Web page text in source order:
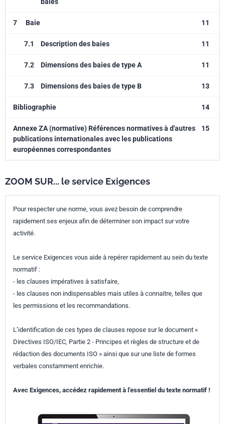
7 Baie 11
7.1 Description des baies 11
7.2 Dimensions des baies de type A 11
7.3 Dimensions des baies de type B 13
Bibliographie 14
Annexe ZA (normative) Références normatives à d'autres
publications internationales avec les publications
européennes correspondantes
15
ZOOM SUR... le service Exigences
Pour respecter une norme, vous avez besoin de comprendre
rapidement ses enjeux afin de déterminer son impact sur votre
activité.
Le service Exigences vous aide à repérer rapidement au sein du texte
normatif :
- les clauses impératives à satisfaire,
- les clauses non indispensables mais utiles à connaitre, telles que
les permissions et les recommandations.
L’identification de ces types de clauses repose sur le document «
Directives ISO/IEC, Partie 2 - Principes et règles de structure et de
rédaction des documents ISO » ainsi que sur une liste de formes
verbales constamment enrichie.
Avec Exigences, accédez rapidement à l’essentiel du texte normatif !